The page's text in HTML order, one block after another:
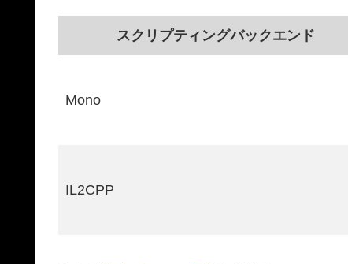
スクリプティングバックエンド
Mono
IL2CPP